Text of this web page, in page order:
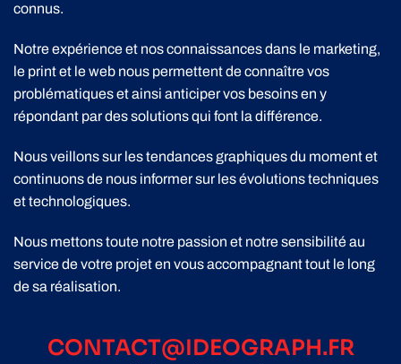
connus.
Notre expérience et nos connaissances dans le marketing,
le print et le web nous permettent de connaître vos
problématiques et ainsi anticiper vos besoins en y
répondant par des solutions qui font la différence.
Nous veillons sur les tendances graphiques du moment et
continuons de nous informer sur les évolutions techniques
et technologiques.
Nous mettons toute notre passion et notre sensibilité au
service de votre projet en vous accompagnant tout le long
de sa réalisation.
CONTACT@IDEOGRAPH.FR